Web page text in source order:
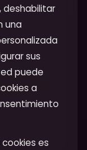
deshabilitar
una
sus
puede
a
es